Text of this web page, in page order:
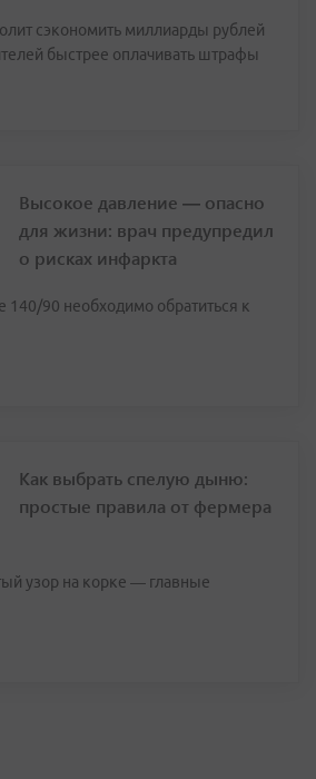
сэкономить миллиарды рублей
быстрее оплачивать штрафы
Высокое давление — опасно
для жизни: врач предупредил
о рисках инфаркта
90 необходимо обратиться к
Как выбрать спелую дыню:
простые правила от фермера
узор на корке — главные